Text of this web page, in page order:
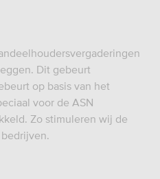
Dit gebeurt
op basis van het
voor de ASN
Zo stimuleren wij de